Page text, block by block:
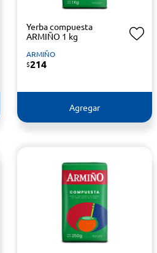
Yerba compuesta
ARMIÑO 1 kg
ARMIÑO
$214
Agregar